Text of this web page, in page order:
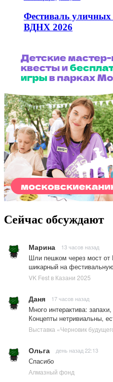
Фестиваль уличных
ВДНХ 2026
Сейчас обсуждают
Марина 13 часов назад
Шли пешком через мост от
шикарный на
VK Fest в Казани 2025
Даня 17 часов назад
Много интерактива:
Концепты нетривиальны,
Выставка «Черновик
Ольга день назад 22:13
Спасибо
Алмазный фонд